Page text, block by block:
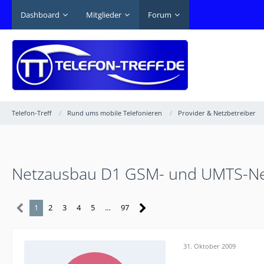
Dashboard Mitglieder Forum
Telefon-Treff Rund ums mobile Telefonieren Provider & Netzbetreiber
Netzausbau D1 GSM- und UMTS-
1 2 3 4 5 … 97
31. Oktober 2009